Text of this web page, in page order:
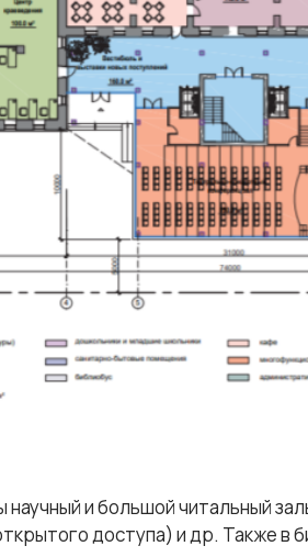
и большой читальный
доступа) и др. Также в